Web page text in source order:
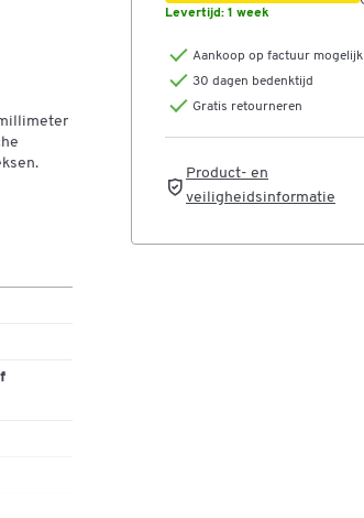
Levertijd: 1 week
Aankoop op factuur mogelijk
30 dagen bedenktijd
Gratis retourneren
Product- en
veiligheidsinformatie